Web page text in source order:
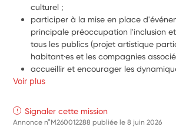
culturel ;
participer à la mise en place
principale préoccupation l'inclusion
tous les publics (projet artistique
habitant·es et les compagnies
accueillir et encourager les
collaborant avec des institutions
associations partenaires.
Voir plus
Signaler cette mission
Annonce n°M260012288 publiée le8 juin 2026